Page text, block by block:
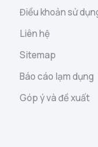
Điều khoản sử
Liên hệ
Sitemap
Báo cáo lạm dụng
Góp ý và đề xuất